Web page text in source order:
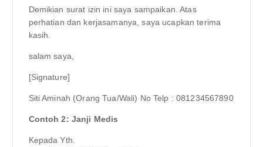
Demikian surat izin ini saya sampaikan. Atas
perhatian dan kerjasamanya, saya ucapkan terima
kasih.
salam saya,
[Signature]
Siti Aminah (Orang Tua/Wali) No Telp : 081234567890
Contoh 2: Janji Medis
Kepada Yth.